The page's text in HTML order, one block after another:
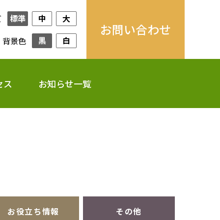
お問い合わせ
ス お知らせ一覧
標準 中
大
背景色
黒 白
お役立ち情報 その他